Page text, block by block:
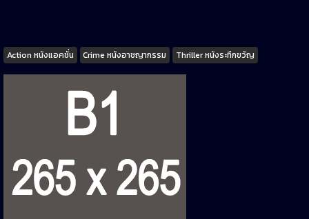
Tags
Action หนังแอคชั่น Crime หนังอาชญากรรม Thriller หนังระทึกขวัญ